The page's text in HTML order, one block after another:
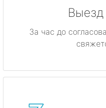
Выезд
За час до